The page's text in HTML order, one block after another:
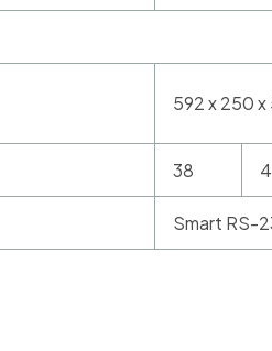
592 x 250 x
38
Smart RS-